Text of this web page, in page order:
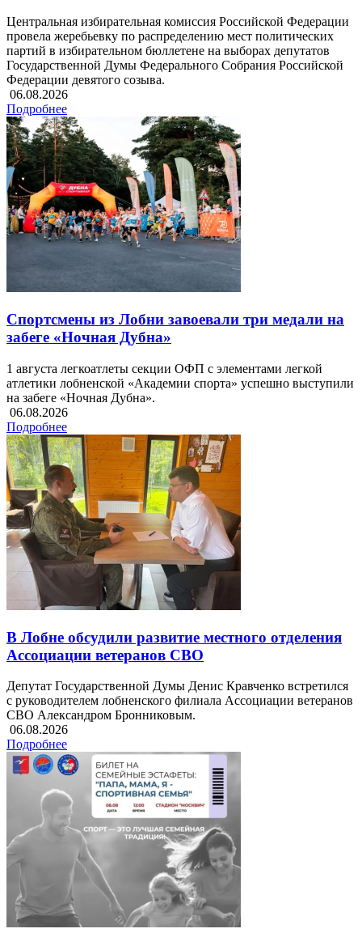
Центральная избирательная комиссия Российской Федерации
провела жеребьевку по распределению мест политических
партий в избирательном бюллетене на выборах депутатов
Государственной Думы Федерального Собрания Российской
Федерации девятого созыва.
06.08.2026
Подробнее
Спортсмены из Лобни завоевали три медали на
забеге «Ночная Дубна»
1 августа легкоатлеты секции ОФП с элементами легкой
атлетики лобненской «Академии спорта» успешно выступили
на забеге «Ночная Дубна».
06.08.2026
Подробнее
В Лобне обсудили развитие местного отделения
Ассоциации ветеранов СВО
Депутат Государственной Думы Денис Кравченко встретился
с руководителем лобненского филиала Ассоциации ветеранов
СВО Александром Бронниковым.
06.08.2026
Подробнее